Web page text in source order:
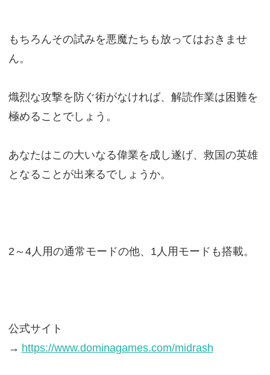
もちろんその試みを悪魔たちも放ってはおきませ
ん。
熾烈な攻撃を防ぐ術がなければ、解読作業は困難を
極めることでしょう。
あなたはこの大いなる偉業を成し遂げ、救国の英雄
となることが出来るでしょうか。
2～4人用の通常モードの他、1人用モードも搭載。
公式サイト
→ https://www.dominagames.com/midrash